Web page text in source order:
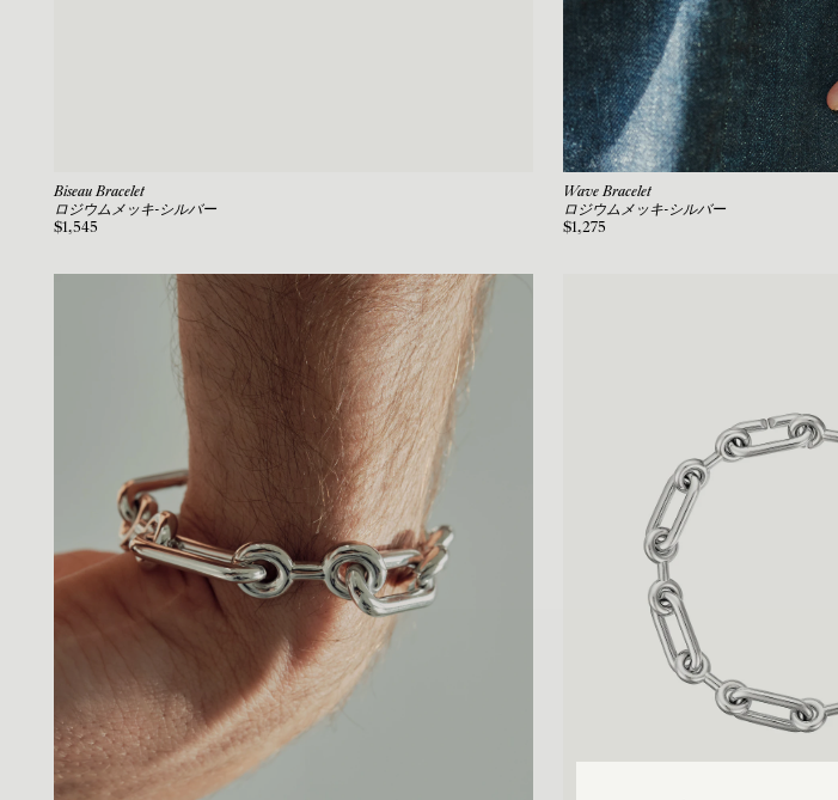
Biseau Bracelet
ロジウムメッキ-シルバー
$1,545
Wave Bracelet
ロジウムメッキ-シルバー
$1,275